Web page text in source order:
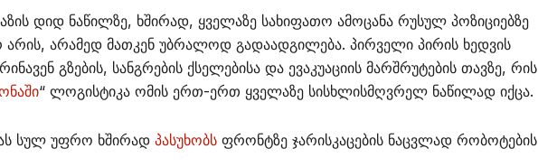
დიდ ნაწილზე, ხშირად, ყველაზე სახიფათო ამოცანა რუსულ პოზიციებზე
არის, არამედ მათკენ უბრალოდ გადაადგილება. პირველი პირის ხედვის
გზების, სანგრების ქსელებისა და ევაკუაციის მარშრუტების თავზე, რის
“ ლოგისტიკა ომის ერთ-ერთ ყველაზე სისხლისმღვრელ ნაწილად იქცა.
სულ უფრო ხშირად პასუხობს ფრონტზე ჯარისკაცების ნაცვლად რობოტების